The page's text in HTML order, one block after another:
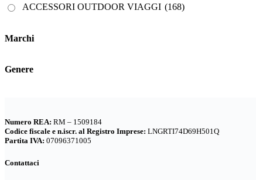
4 LAND EDIZIONI
BERGHAUS(2)
ACCESSORI OUTDOOR VIAGGI (168)
BASTONCINI TREKKING E NORDIC WALKING
BORRACCE PORTA VIVANDE
NEVE (25)
TORCE(13)
ZAINI
Marchi
Genere
Numero REA: RM – 1509184
Codice fiscale e n.iscr. al Registro Imprese: LNGRTI74D69H501Q
Partita IVA: 07096371005
Contattaci